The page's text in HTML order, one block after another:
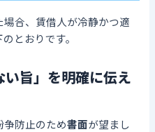
合、賃借人が冷静かつ適
とおりです。
い旨」を明確に伝え
争防止のため書面が望まし